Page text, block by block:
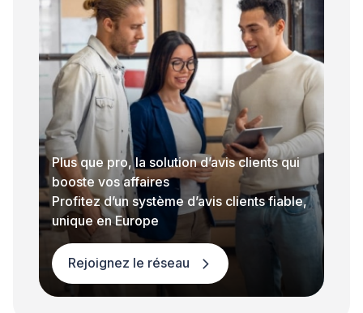
Plus que pro, la solution d’avis clients qui
booste vos affaires
Profitez d’un système d’avis clients fiable,
unique en Europe
Rejoignez le réseau